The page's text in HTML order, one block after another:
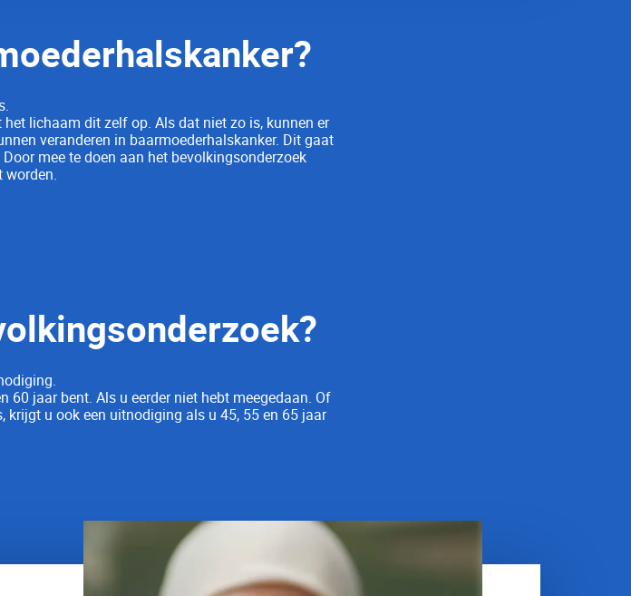
lichaam dit zelf op. Als dat niet zo is, kunnen er
veranderen in baarmoederhalskanker. Dit gaat
mee te doen aan het bevolkingsonderzoek
worden.
60 jaar bent. Als u eerder niet hebt meegedaan. Of
u ook een uitnodiging als u 45, 55 en 65 jaar